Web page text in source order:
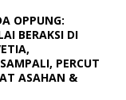
OPPUNG:
BERAKSI DI
PERCUT
ASAHAN &